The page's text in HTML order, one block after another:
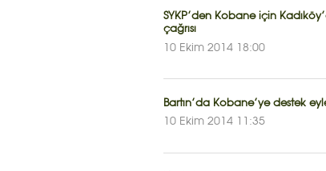
SYKP’den Kobane için
çağrısı
10 Ekim 2014 18:00
Bartın’da Kobane’ye destek
10 Ekim 2014 11:35